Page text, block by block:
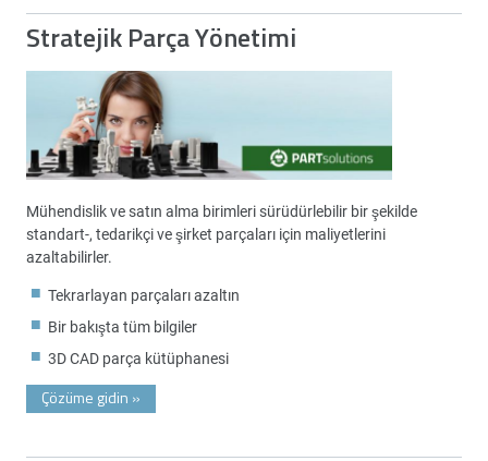
Stratejik Parça Yönetimi
Mühendislik ve satın alma birimleri sürüdürlebilir bir şekilde
standart-, tedarikçi ve şirket parçaları için maliyetlerini
azaltabilirler.
Tekrarlayan parçaları azaltın
Bir bakışta tüm bilgiler
3D CAD parça kütüphanesi
Çözüme gidin »